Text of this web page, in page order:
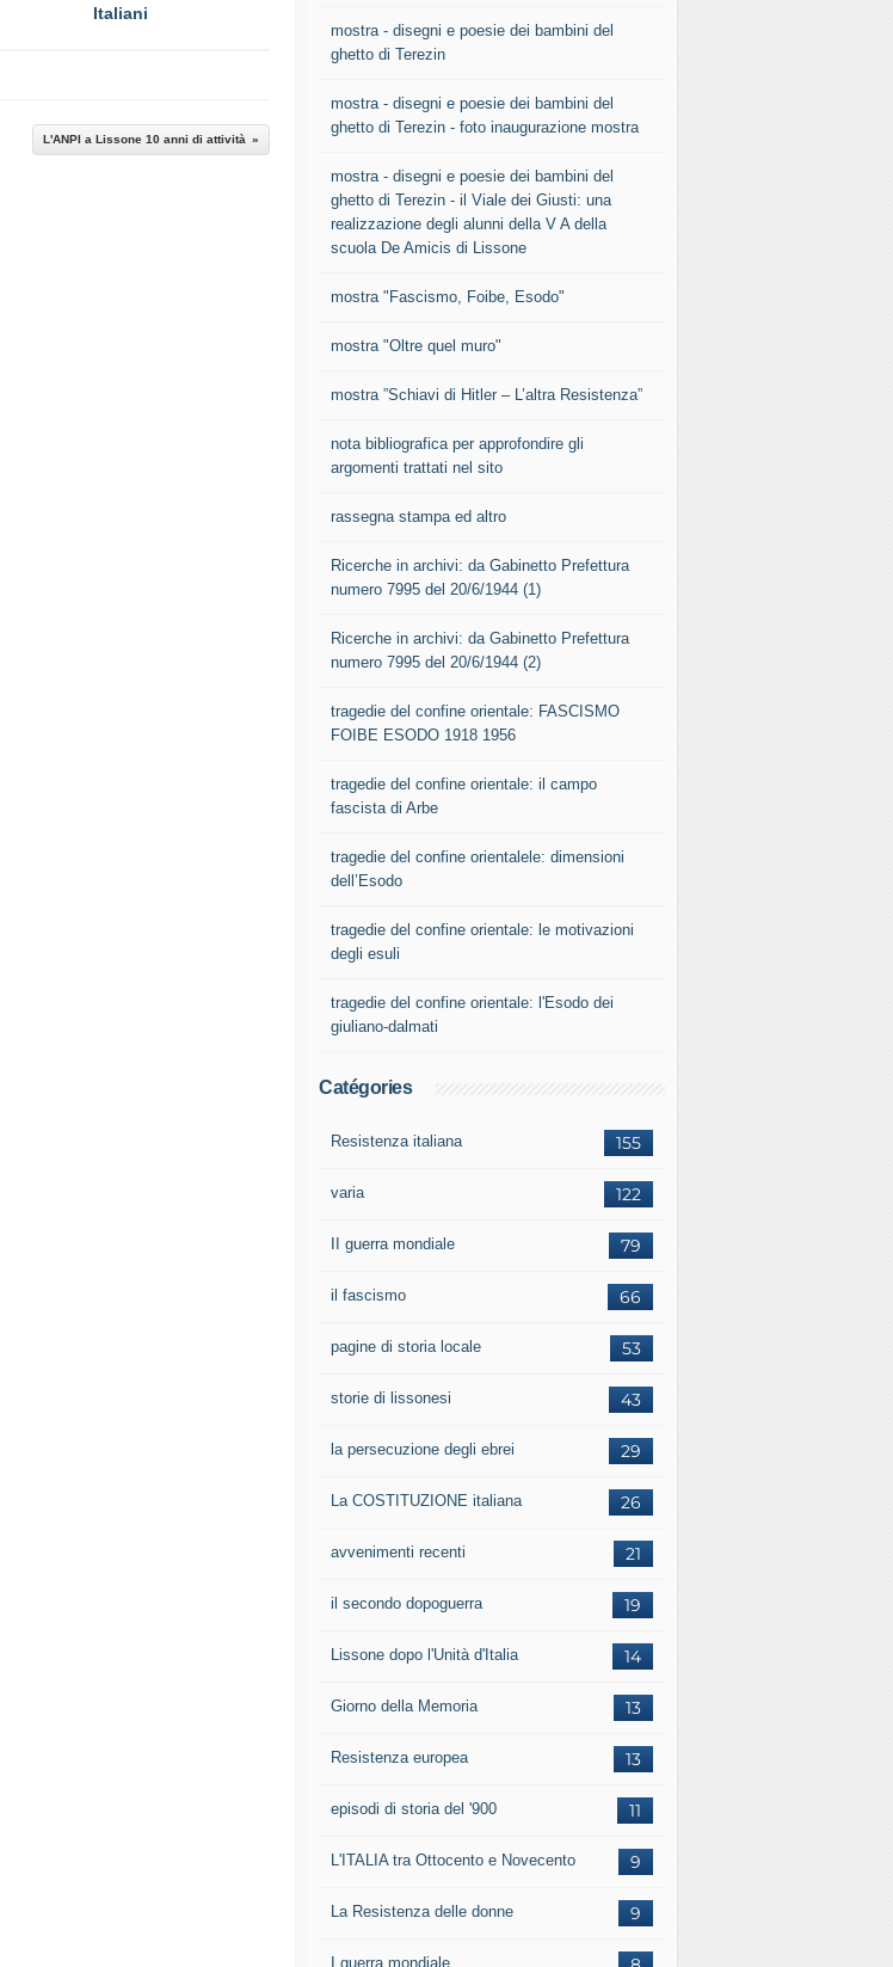
Italiani
L'ANPI a Lissone 10 anni di attività
mostra - disegni e poesie dei bambini del
ghetto di Terezin
mostra - disegni e poesie dei bambini del
ghetto di Terezin - foto inaugurazione mostra
mostra - disegni e poesie dei bambini del
ghetto di Terezin - il Viale dei Giusti: una
realizzazione degli alunni della V A della
scuola De Amicis di Lissone
mostra "Fascismo, Foibe, Esodo"
mostra "Oltre quel muro"
mostra ”Schiavi di Hitler – L’altra Resistenza”
nota bibliografica per approfondire gli
argomenti trattati nel sito
rassegna stampa ed altro
Ricerche in archivi: da Gabinetto Prefettura
numero 7995 del 20/6/1944 (1)
Ricerche in archivi: da Gabinetto Prefettura
numero 7995 del 20/6/1944 (2)
tragedie del confine orientale: FASCISMO
FOIBE ESODO 1918 1956
tragedie del confine orientale: il campo
fascista di Arbe
tragedie del confine orientalele: dimensioni
dell’Esodo
tragedie del confine orientale: le motivazioni
degli esuli
tragedie del confine orientale: l'Esodo dei
giuliano-dalmati
Catégories
155
Resistenza italiana
122
varia
79
II guerra mondiale
66
il fascismo
53
pagine di storia locale
43
storie di lissonesi
29
la persecuzione degli ebrei
26
La COSTITUZIONE italiana
21
avvenimenti recenti
19
il secondo dopoguerra
14
Lissone dopo l'Unità d'Italia
13
Giorno della Memoria
13
Resistenza europea
11
episodi di storia del '900
9
L'ITALIA tra Ottocento e Novecento
9
La Resistenza delle donne
I guerra mondiale